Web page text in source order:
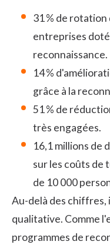
31 % de rotation
entreprises
reconnaissance.
14 %
grâce à la
51 % de
très engagées.
16,1 millions de
sur les coûts de
de 10 000
Au-delà des chiffres,
qualitative. Comme
programmes de